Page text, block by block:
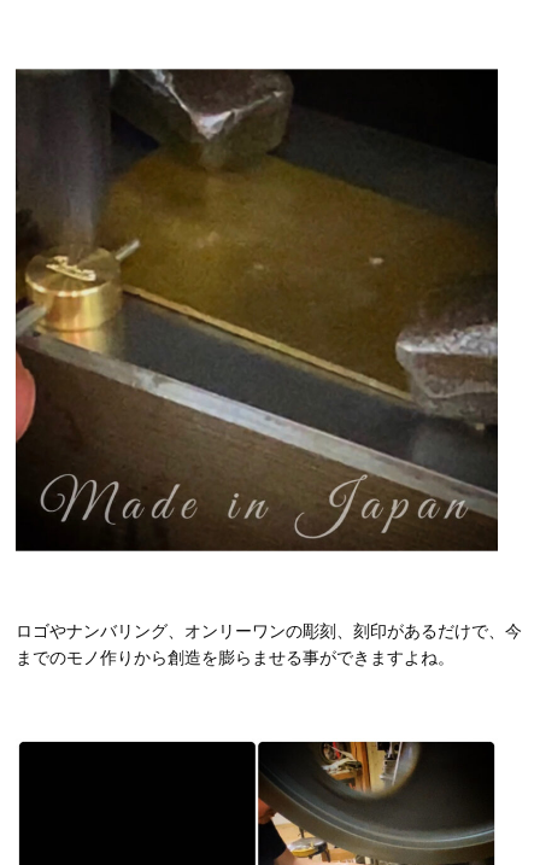
ロゴやナンバリング、オンリーワンの彫刻、刻印があるだけで、今
までのモノ作りから創造を膨らませる事ができますよね。